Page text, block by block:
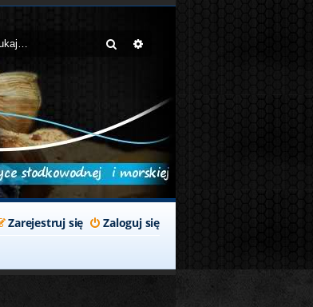
Szukaj
Zaloguj się
Zarejestruj się